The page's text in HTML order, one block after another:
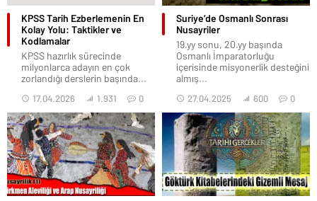
KPSS Tarih Ezberlemenin En
Kolay Yolu: Taktikler ve
Kodlamalar
KPSS hazırlık sürecinde
milyonlarca adayın en çok
zorlandığı derslerin başında...
17.04.2026 1.931 0
Suriye’de Osmanlı Sonrası
Nusayriler
19.yy sonu, 20.yy başında
Osmanlı İmparatorluğu
içerisinde misyonerlik desteğini
almış...
27.04.2025 600 0